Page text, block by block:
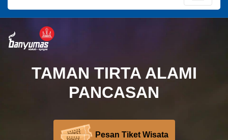
TAMAN TIRTA ALAMI
PANCASAN
Pesan Tiket Wisata